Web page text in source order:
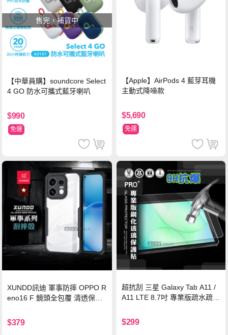
售完，補貨中
【中華員購】soundcore Select
4 GO 防水可攜式藍牙喇叭
$990
免運
【Apple】AirPods 4 藍芽耳機
主動式降噪款
$5,690
免運
XUNDD訊迪 軍事防摔 OPPO R
eno16 F 鏡頭全包覆 清透保護
$379
超抗刮 三星 Galaxy Tab A11 /
A11 LTE 8.7吋 專業版疏水疏油
$299